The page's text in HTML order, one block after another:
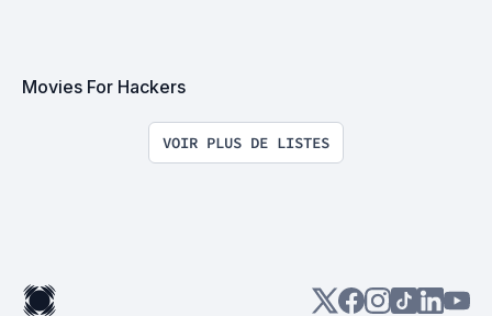
Movies For Hackers
VOIR PLUS DE LISTES